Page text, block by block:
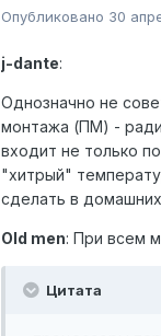
Опубликовано 30
j-dante:
Однозначно не
монтажа (ПМ) -
входит не только
"хитрый"
сделать в
Old men: При всем
Цитата